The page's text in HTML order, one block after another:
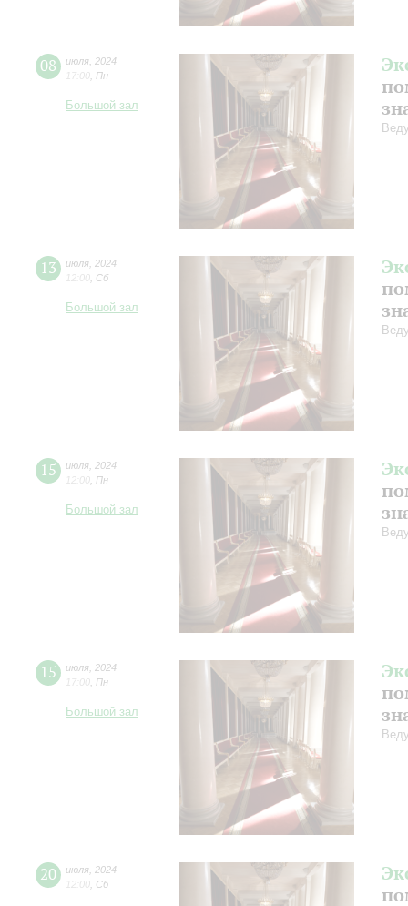
08 июля 2024
17:00 Пн
Большой зал
13 июля 2024
12:00 Сб
Большой зал
15 июля 2024
12:00 Пн
Большой зал
15 июля 2024
17:00 Пн
Большой зал
20 июля 2024
12:00 Сб